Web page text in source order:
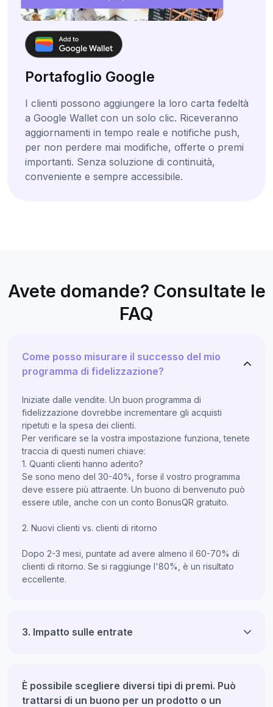
Portafoglio Google
I clienti possono aggiungere la loro carta fedeltà
a Google Wallet con un solo clic. Riceveranno
aggiornamenti in tempo reale e notifiche push,
per non perdere mai modifiche, offerte o premi
importanti. Senza soluzione di continuità,
conveniente e sempre accessibile.
Avete domande? Consultate le
FAQ
Come posso misurare il successo del mio
programma di fidelizzazione?
Iniziate dalle vendite. Un buon programma di
fidelizzazione dovrebbe incrementare gli acquisti
ripetuti e la spesa dei clienti.
Per verificare se la vostra impostazione funziona, tenete
traccia di questi numeri chiave:
1. Quanti clienti hanno aderito?
Se sono meno del 30-40%, forse il vostro programma
deve essere più attraente. Un buono di benvenuto può
essere utile, anche con un conto BonusQR gratuito.
2. Nuovi clienti vs. clienti di ritorno
Dopo 2-3 mesi, puntate ad avere almeno il 60-70% di
clienti di ritorno. Se si raggiunge l'80%, è un risultato
eccellente.
3. Impatto sulle entrate
È possibile scegliere diversi tipi di premi. Può
trattarsi di un buono per un prodotto o un